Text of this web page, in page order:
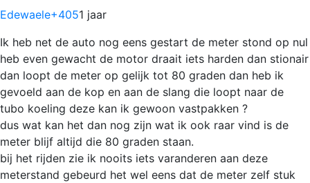
Edewaele+4051 jaar
Ik heb net de auto nog eens gestart de meter stond op nul
heb even gewacht de motor draait iets harden dan stionair
dan loopt de meter op gelijk tot 80 graden dan heb ik
gevoeld aan de kop en aan de slang die loopt naar de
tubo koeling deze kan ik gewoon vastpakken ?
dus wat kan het dan nog zijn wat ik ook raar vind is de
meter blijf altijd die 80 graden staan.
bij het rijden zie ik nooits iets varanderen aan deze
meterstand gebeurd het wel eens dat de meter zelf stuk